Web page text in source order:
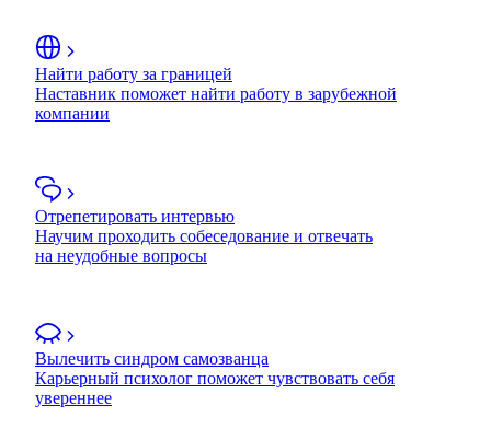
Найти работу за границей
Наставник поможет найти работу в зарубежной
компании
Отрепетировать интервью
Научим проходить собеседование и отвечать
на неудобные вопросы
Вылечить синдром самозванца
Карьерный психолог поможет чувствовать себя
увереннее